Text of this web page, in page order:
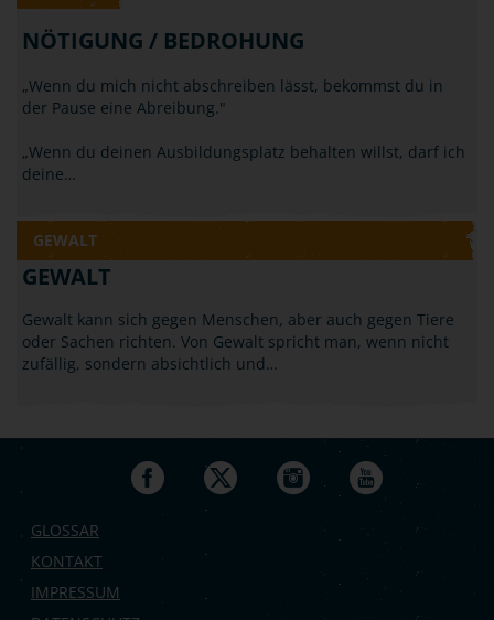
NÖTIGUNG / BEDROHUNG
„Wenn du mich nicht abschreiben lässt, bekommst du in
der Pause eine Abreibung."
„Wenn du deinen Ausbildungsplatz behalten willst, darf ich
deine…
GEWALT
GEWALT
Gewalt kann sich gegen Menschen, aber auch gegen Tiere
oder Sachen richten. Von Gewalt spricht man, wenn nicht
zufällig, sondern absichtlich und…
GLOSSAR
KONTAKT
IMPRESSUM